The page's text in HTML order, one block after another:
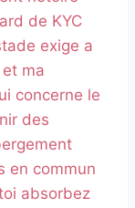
de KYC
exige a
ma
concerne le
des
en commun
absorbez